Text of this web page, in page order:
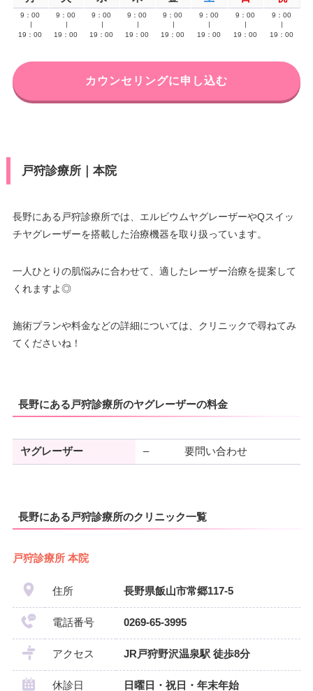
9：00
19：00
9：00
19：00
9：00
19：00
9：00
19：00
9：00
19：00
9：00
19：00
9：00
19：00
9：00
19：00
カウンセリングに申し込む
戸狩診療所｜本院
長野にある戸狩診療所では、エルビウムヤグレーザーやQスイッ
チヤグレーザーを搭載した治療機器を取り扱っています。
一人ひとりの肌悩みに合わせて、適したレーザー治療を提案して
くれますよ◎
施術プランや料金などの詳細については、クリニックで尋ねてみ
てくださいね！
長野にある戸狩診療所のヤグレーザーの料金
ヤグレーザー – 要問い合わせ
長野にある戸狩診療所のクリニック一覧
戸狩診療所 本院
住所 長野県飯山市常郷117-5
電話番号 0269-65-3995
アクセス JR戸狩野沢温泉駅 徒歩8分
休診日 日曜日・祝日・年末年始